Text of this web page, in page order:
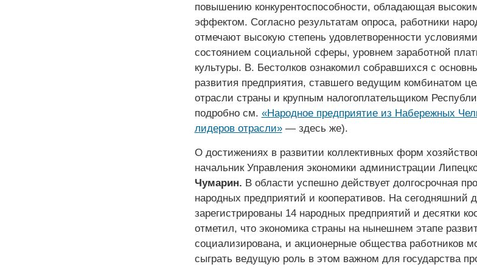
повышению конкурентоспособности, обладающая
эффектом. Согласно результатам опроса, работники
отмечают высокую степень удовлетворенности
состоянием социальной сферы, уровнем заработной
культуры. В. Бестолков ознакомил собравшихся с
развития предприятия, ставшего ведущим комбинатом
отрасли страны и крупным налогоплательщиком
подробно см. «Народное предприятие из Набережных
лидеров отрасли»— здесь же).
О достижениях в развитии коллективных форм
начальник Управления экономики администрации
Чумарин. В области успешно действует долгосрочная
народных предприятий и кооперативов. На сегодняшний
зарегистрированы 14 народных предприятий и десятки
отметил, что экономика страны на нынешнем этапе
социализирована, и акционерные общества работников
сыграть ведущую роль в этом важном для государства